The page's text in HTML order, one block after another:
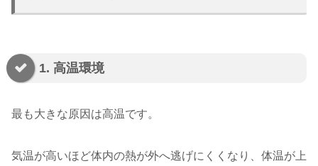
1. 高温環境
最も大きな原因は高温です。
気温が高いほど体内の熱が外へ逃げにくくなり、体温が上